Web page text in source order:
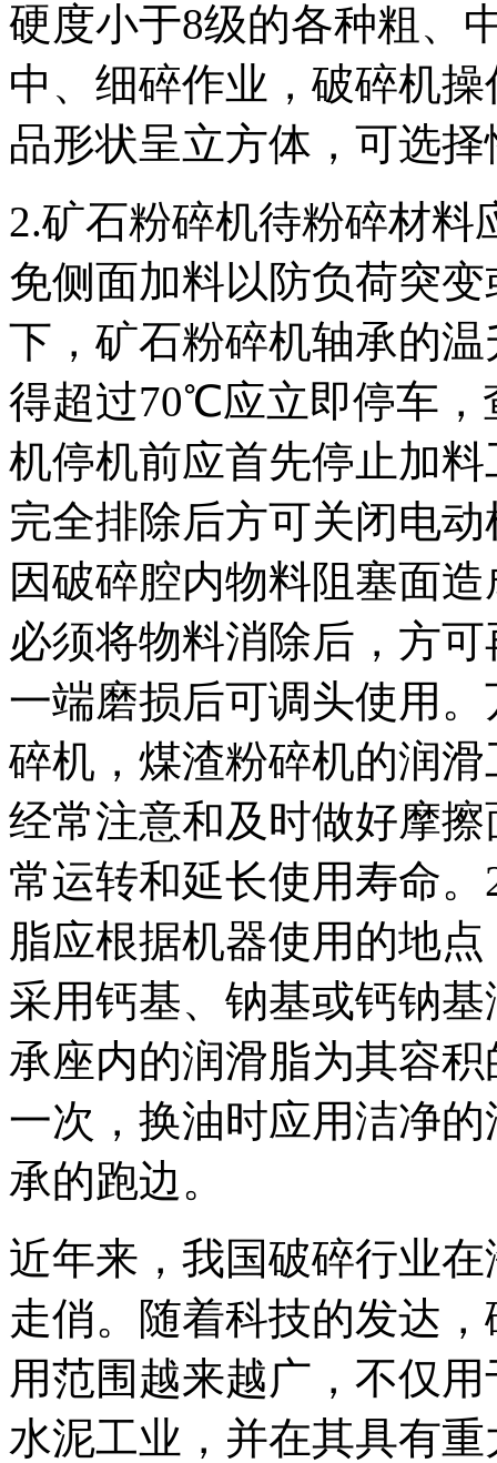
硬度小于8级的各种粗、
中、细碎作业，破碎机
品形状呈立方体，可选
2.矿石粉碎机待粉碎材
免侧面加料以防负荷突
下，矿石粉碎机轴承的
得超过70℃应立即停车，
机停机前应首先停止加
完全排除后方可关闭电
因破碎腔内物料阻塞面
必须将物料消除后，方
一端磨损后可调头使用
碎机，煤渣粉碎机的润
经常注意和及时做好摩
常运转和延长使用寿命
脂应根据机器使用的地
采用钙基、钠基或钙钠
承座内的润滑脂为其容
一次，换油时应用洁净
承的跑边。
近年来，我国破碎行业
走俏。随着科技的发达
用范围越来越广，不仅
水泥工业，并在其具有